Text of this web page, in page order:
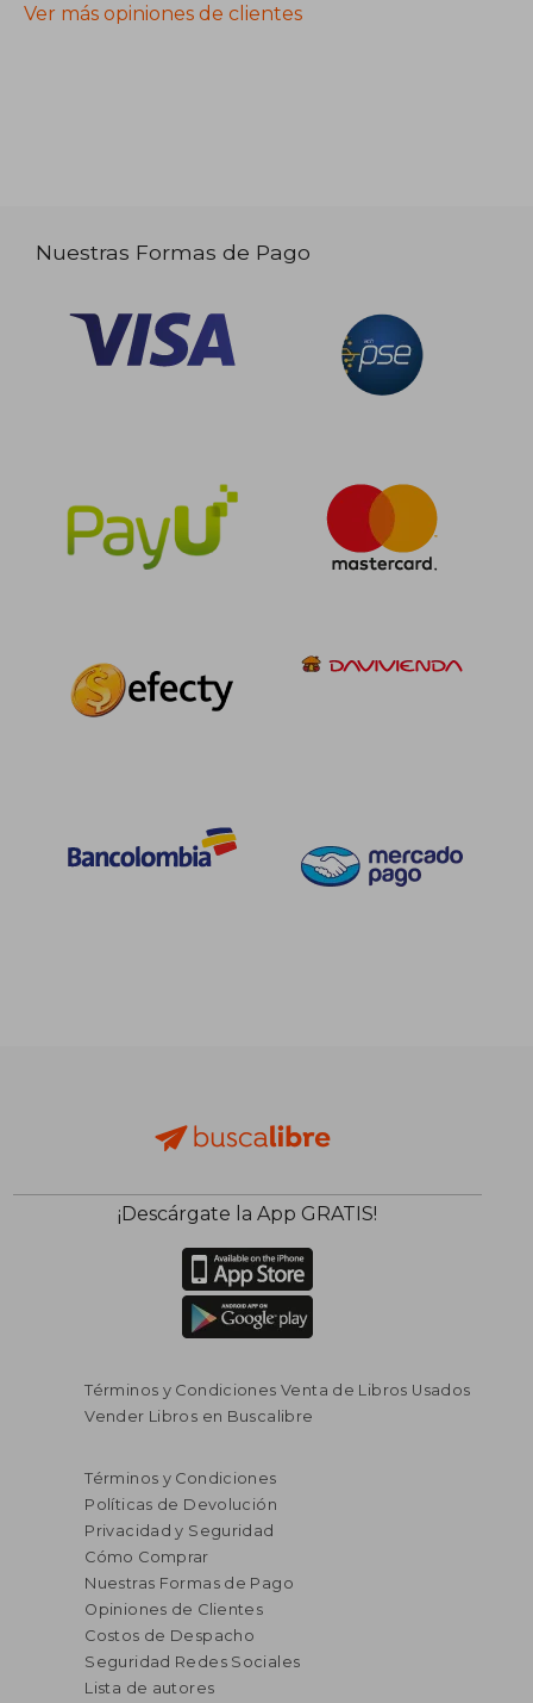
Ver más opiniones de clientes
Nuestras Formas de Pago
¡Descárgate la App GRATIS!
Términos y Condiciones Venta de Libros Usados
Vender Libros en Buscalibre
Términos y Condiciones
Políticas de Devolución
Privacidad y Seguridad
Cómo Comprar
Nuestras Formas de Pago
Opiniones de Clientes
Costos de Despacho
Seguridad Redes Sociales
Lista de autores